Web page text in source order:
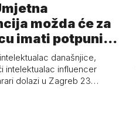
možda će za
imati potpuni
današnjice,
intelektualac influencer
dolazi u Zagreb 23…